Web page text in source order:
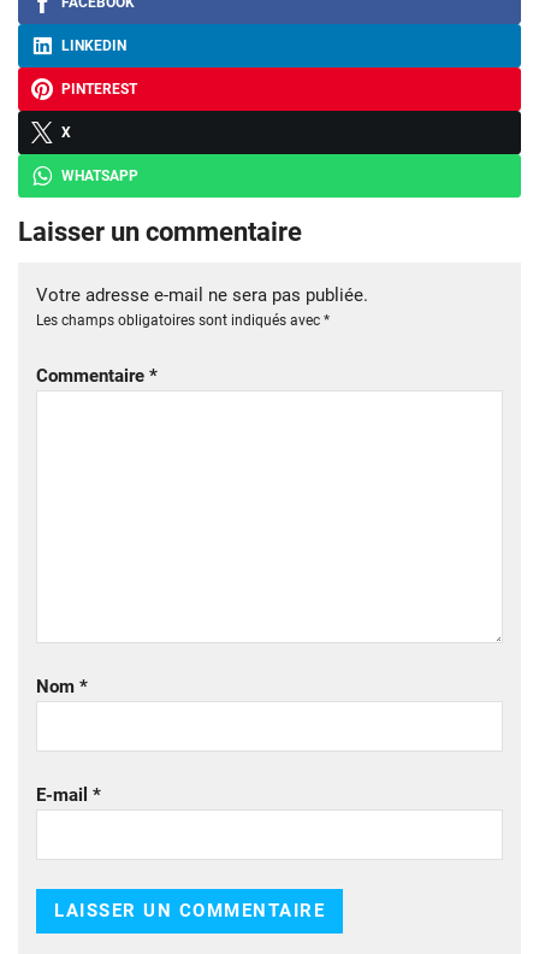
LINKEDIN
PINTEREST
X
WHATSAPP
Laisser un commentaire
Votre adresse e-mail ne sera pas publiée.
Les champs obligatoires sont indiqués avec *
Commentaire *
Nom *
E-mail *